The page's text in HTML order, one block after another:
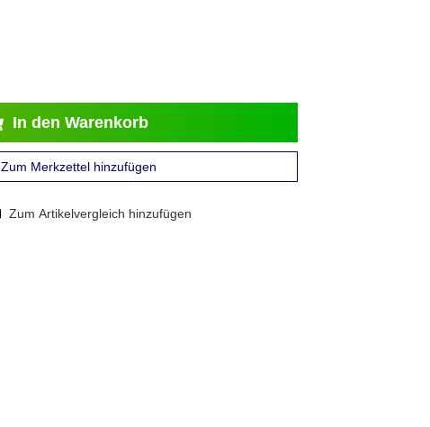
In den Warenkorb
Zum Merkzettel hinzufügen
Zum Artikelvergleich hinzufügen